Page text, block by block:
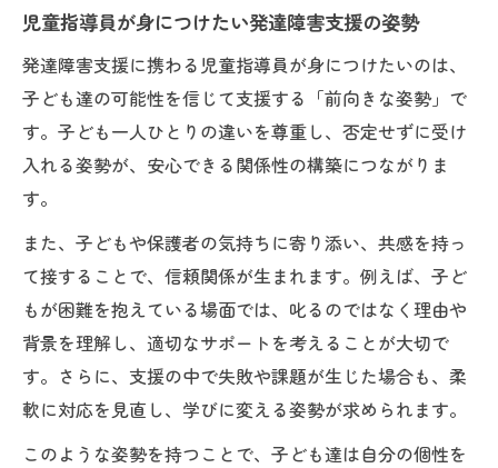
児童指導員が身につけたい発達障害支援の姿勢
発達障害支援に携わる児童指導員が身につけたいのは、
子ども達の可能性を信じて支援する「前向きな姿勢」で
す。子ども一人ひとりの違いを尊重し、否定せずに受け
入れる姿勢が、安心できる関係性の構築につながりま
す。
また、子どもや保護者の気持ちに寄り添い、共感を持っ
て接することで、信頼関係が生まれます。例えば、子ど
もが困難を抱えている場面では、叱るのではなく理由や
背景を理解し、適切なサポートを考えることが大切で
す。さらに、支援の中で失敗や課題が生じた場合も、柔
軟に対応を見直し、学びに変える姿勢が求められます。
このような姿勢を持つことで、子ども達は自分の個性を